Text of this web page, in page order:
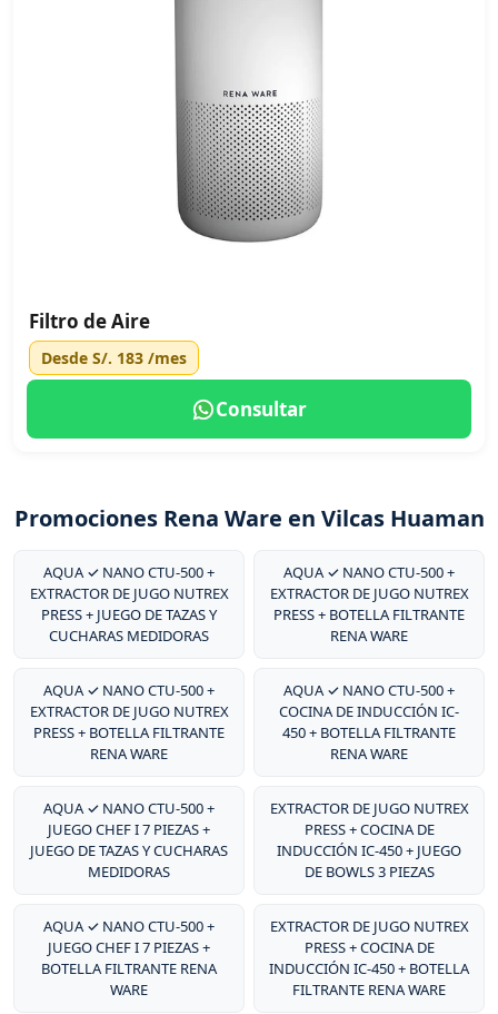
Filtro de Aire
Desde S/. 183 /mes
Consultar
Promociones Rena Ware en Vilcas Huaman
AQUA ✓ NANO CTU-500 +
EXTRACTOR DE JUGO NUTREX
PRESS + JUEGO DE TAZAS Y
CUCHARAS MEDIDORAS
AQUA ✓ NANO CTU-500 +
EXTRACTOR DE JUGO NUTREX
PRESS + BOTELLA FILTRANTE
RENA WARE
AQUA ✓ NANO CTU-500 +
EXTRACTOR DE JUGO NUTREX
PRESS + BOTELLA FILTRANTE
RENA WARE
AQUA ✓ NANO CTU-500 +
COCINA DE INDUCCIÓN IC-
450 + BOTELLA FILTRANTE
RENA WARE
AQUA ✓ NANO CTU-500 +
JUEGO CHEF I 7 PIEZAS +
JUEGO DE TAZAS Y CUCHARAS
MEDIDORAS
EXTRACTOR DE JUGO NUTREX
PRESS + COCINA DE
INDUCCIÓN IC-450 + JUEGO
DE BOWLS 3 PIEZAS
AQUA ✓ NANO CTU-500 +
JUEGO CHEF I 7 PIEZAS +
BOTELLA FILTRANTE RENA
WARE
EXTRACTOR DE JUGO NUTREX
PRESS + COCINA DE
INDUCCIÓN IC-450 + BOTELLA
FILTRANTE RENA WARE